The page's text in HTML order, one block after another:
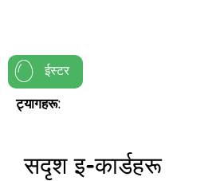
ईस्टर
ट्यागहरू:
सदृश इ-कार्डहरू